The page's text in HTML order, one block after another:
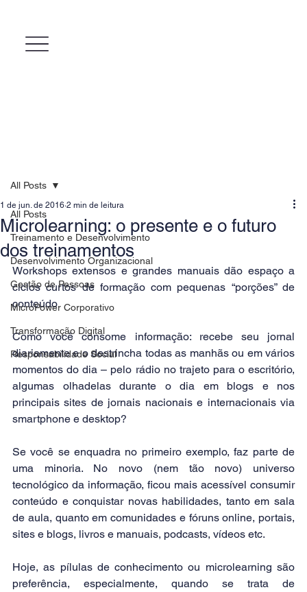
All Posts
Treinamento e Desenvolvimento
Desenvolvimento Organizacional
Gestão de Pessoas
MicroPower Corporativo
Transformação Digital
Responsabilidade Social
All Posts
Microlearning: o presente e o futuro
dos treinamentos
1 de jun. de 2016 2 min de leitura
Workshops extensos e grandes manuais dão espaço a
ciclos curtos de formação com pequenas “porções” de
conteúdo
Como você consome informação: recebe seu jornal
diariamente e o destrincha todas as manhãs ou em vários
momentos do dia – pelo rádio no trajeto para o escritório,
algumas olhadelas durante o dia em blogs e nos
principais sites de jornais nacionais e internacionais via
smartphone e desktop?
Se você se enquadra no primeiro exemplo, faz parte de
uma minoria. No novo (nem tão novo) universo
tecnológico da informação, ficou mais acessível consumir
conteúdo e conquistar novas habilidades, tanto em sala
de aula, quanto em comunidades e fóruns online, portais,
sites e blogs, livros e manuais, podcasts, vídeos etc.
Hoje, as pílulas de conhecimento ou microlearning são
preferência, especialmente, quando se trata de